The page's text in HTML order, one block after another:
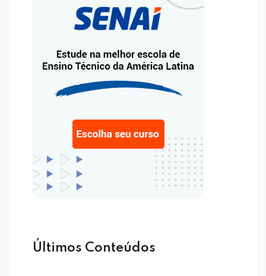
Últimos Conteúdos